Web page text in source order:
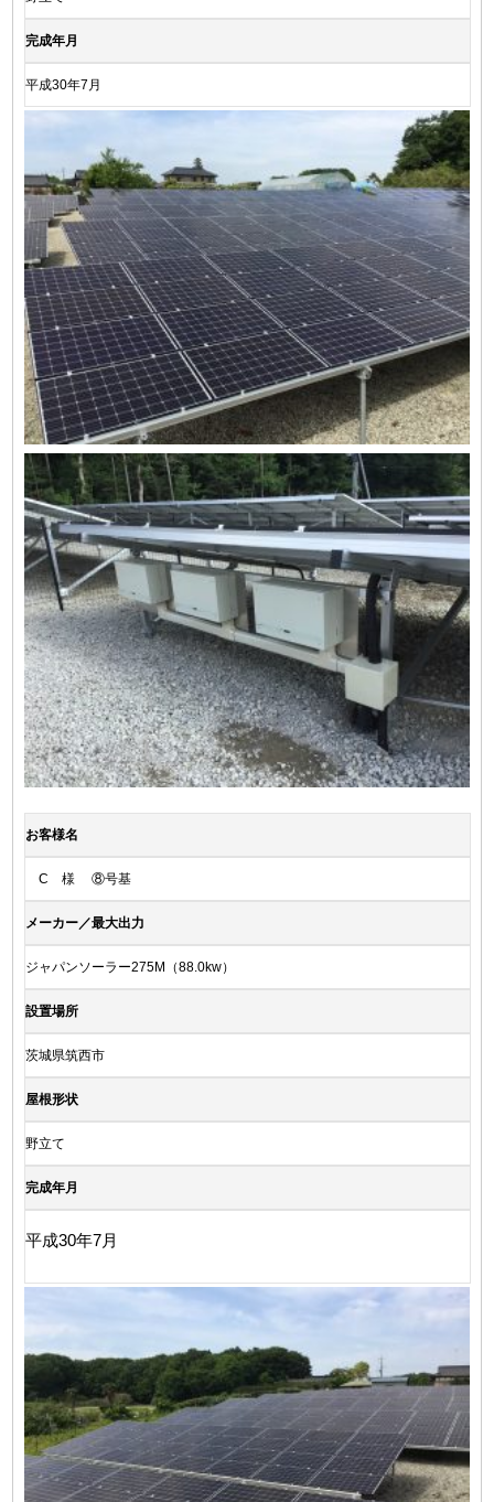
完成年月
平成30年7月
お客様名
C 様 ⑧号基
メーカー／最大出力
ジャパンソーラー275M（88.0kw）
設置場所
茨城県筑西市
屋根形状
野立て
完成年月
平成30年7月